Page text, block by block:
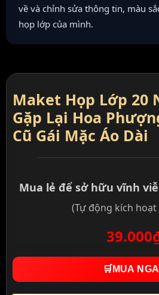
về và chỉnh sửa thông tin, màu
họp lớp của mình.
Maket Họp Lớp 20
Gặp Lại Hoa
Cũ Gái Mặc Áo Dài
Mua lẻ để sở hữu vĩnh
(Tự động kích hoạt
🛒 MUA